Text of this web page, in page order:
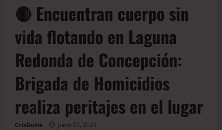
🔴 Encuentran cuerpo sin
vida flotando en Laguna
Redonda de Concepción:
Brigada de Homicidios
realiza peritajes en el lugar
CrisGutie junio 27, 2025